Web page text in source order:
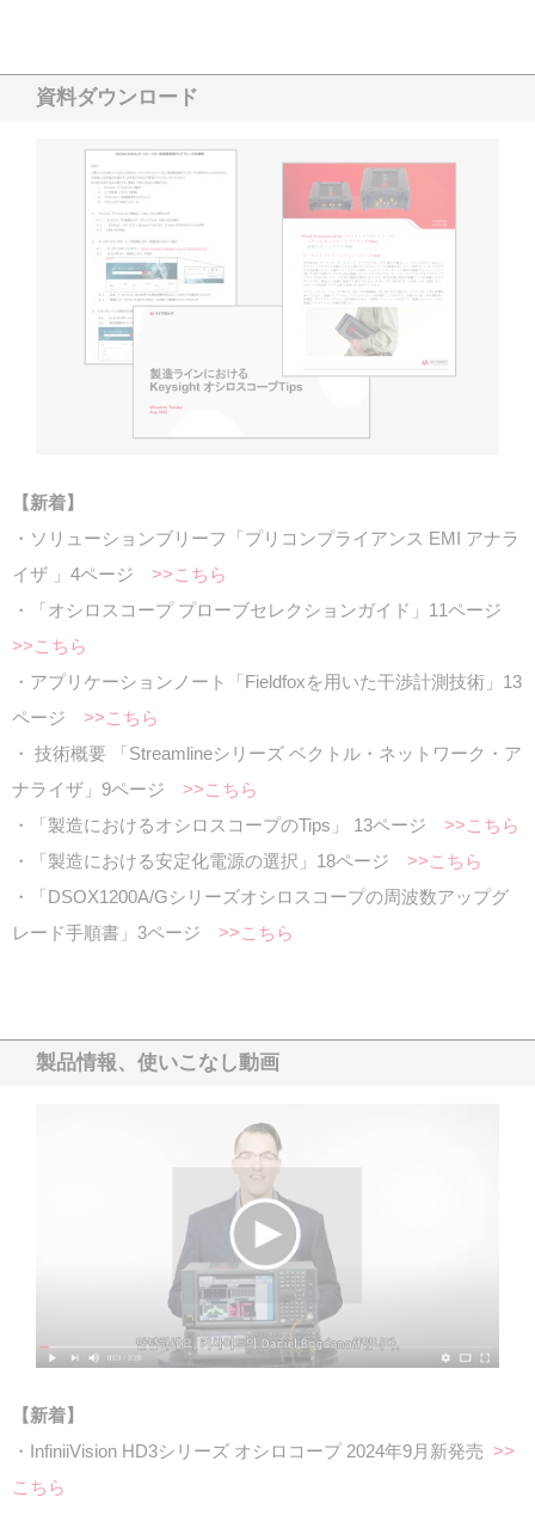
資料ダウンロード
【新着】
・ソリューションブリーフ「プリコンプライアンス EMI アナラ
イザ 」4ページ >>こちら
・「オシロスコープ プローブセレクションガイド」11ページ
>>こちら
・アプリケーションノート「Fieldfoxを用いた干渉計測技術」13
ページ >>こちら
・ 技術概要 「Streamlineシリーズ ベクトル・ネットワーク・ア
ナライザ」9ページ >>こちら
・「製造におけるオシロスコープのTips」 13ページ >>こちら
・「製造における安定化電源の選択」18ページ >>こちら
・「DSOX1200A/Gシリーズオシロスコープの周波数アップグ
レード手順書」3ページ >>こちら
製品情報、使いこなし動画
【新着】
・InfiniiVision HD3シリーズ オシロコープ 2024年9月新発売 >>
こちら